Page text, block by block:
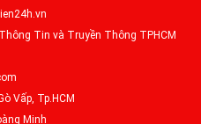
Tin và Truyền Thông TPHCM
Vấp, Tp.HCM
Minh